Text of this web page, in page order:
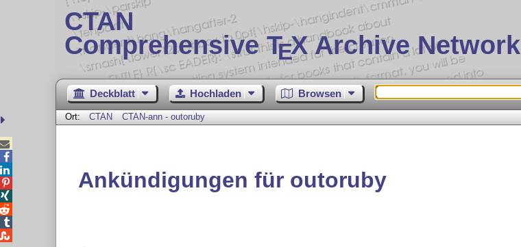
CTAN
Comprehensive TEX Archive Network
Deckblatt Hochladen Browsen
Ort: CTAN CTAN-ann - outoruby
Ankündigungen für outoruby




